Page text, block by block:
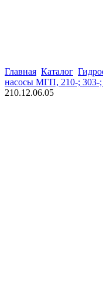
Главная Каталог
насосы МГП, 210-; 303-;
210.12.06.05